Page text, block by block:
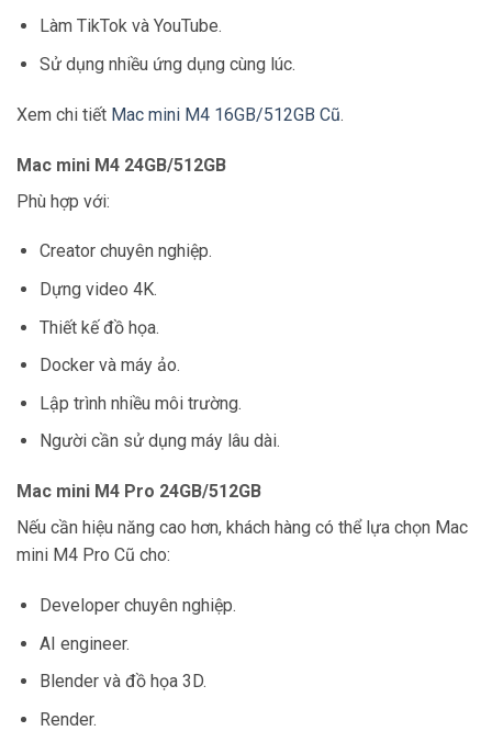
Làm TikTok và YouTube.
Sử dụng nhiều ứng dụng cùng lúc.
Xem chi tiết Mac mini M4 16GB/512GB Cũ.
Mac mini M4 24GB/512GB
Phù hợp với:
Creator chuyên nghiệp.
Dựng video 4K.
Thiết kế đồ họa.
Docker và máy ảo.
Lập trình nhiều môi trường.
Người cần sử dụng máy lâu dài.
Mac mini M4 Pro 24GB/512GB
Nếu cần hiệu năng cao hơn, khách hàng có thể lựa chọn Mac
mini M4 Pro Cũ cho:
Developer chuyên nghiệp.
AI engineer.
Blender và đồ họa 3D.
Render.